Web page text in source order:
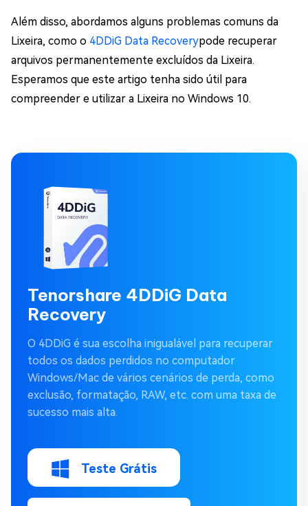
Além disso, abordamos alguns problemas comuns da
Lixeira, como o 4DDiG Data Recoverypode recuperar
arquivos permanentemente excluídos da Lixeira.
Esperamos que este artigo tenha sido útil para
compreender e utilizar a Lixeira no Windows 10.
Tenorshare 4DDiG Data
Recovery
O 4DDiG é sua escolha inigualável para recuperar
todos os dados perdidos no computador
Windows/Mac de vários cenários de perda, como
exclusão, formatação, RAW, etc. com uma taxa de
sucesso mais alta.
Teste Grátis